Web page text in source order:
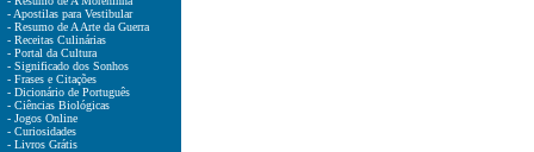
- Apostilas para Vestibular
- Resumo de A Arte da Guerra
- Receitas Culinárias
- Portal da Cultura
- Significado dos Sonhos
- Frases e Citações
- Dicionário de Português
- Ciências Biológicas
- Jogos Online
- Curiosidades
- Livros Grátis